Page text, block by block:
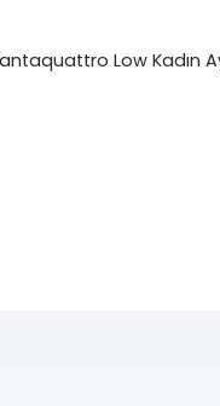
Low Kadın